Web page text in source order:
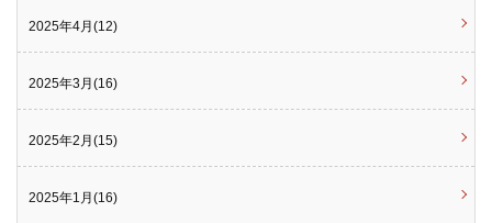
2025年4月(12)
2025年3月(16)
2025年2月(15)
2025年1月(16)